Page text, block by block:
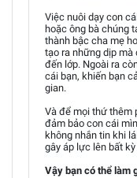
Việc nuôi dạy con
hoặc ông bà chúng
thành bậc cha mẹ
tạo ra những dịp
đến lớp. Ngoài ra
cái bạn, khiến bạn
gian.
Và để mọi thứ thêm
đảm bảo con cái
không nhắn tin khi
gây áp lực lên bất
Vậy bạn có thể làm